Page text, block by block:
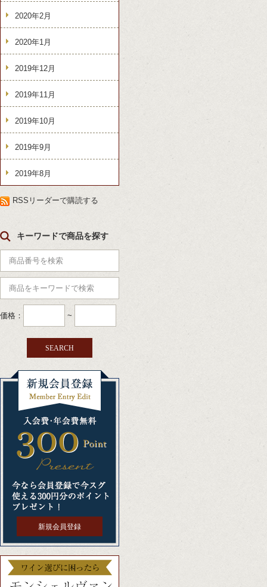
2020年2月
2020年1月
2019年12月
2019年11月
2019年10月
2019年9月
2019年8月
RSSリーダーで購読する
キーワードで商品を探す
価格： ~
新規会員登録